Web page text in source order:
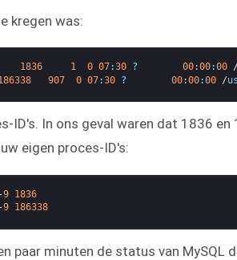
kregen was:
1836 1 0 07:30 ? 00:00:00
907 0 07:30 ? 00:00:00 /
ID's. In ons geval waren dat 1836
eigen proces-ID's:
-9
1836
-9 186338
paar minuten de status van MySQL